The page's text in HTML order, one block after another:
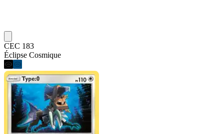
CEC 183
Éclipse Cosmique